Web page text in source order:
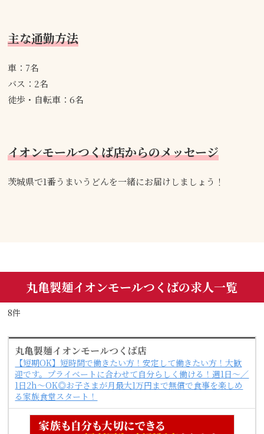
主な通勤方法
車：7名
バス：2名
徒歩・自転車：6名
イオンモールつくば店からのメッセージ
茨城県で1番うまいうどんを一緒にお届けしましょう！
丸亀製麺イオンモールつくばの求人一覧
8件
丸亀製麺イオンモールつくば店
【短期OK】短時間で働きたい方！安定して働きたい方！大歓
迎です。プライベートに合わせて自分らしく働ける！週1日～／
1日2h～OK◎お子さまが月最大1万円まで無償で食事を楽しめ
る家族食堂スタート！